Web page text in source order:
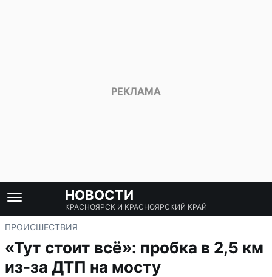
НОВОСТИ
КРАСНОЯРСК И КРАСНОЯРСКИЙ КРАЙ
ПРОИСШЕСТВИЯ
«Тут стоит всё»: пробка в 2,5 км
из-за ДТП на мосту